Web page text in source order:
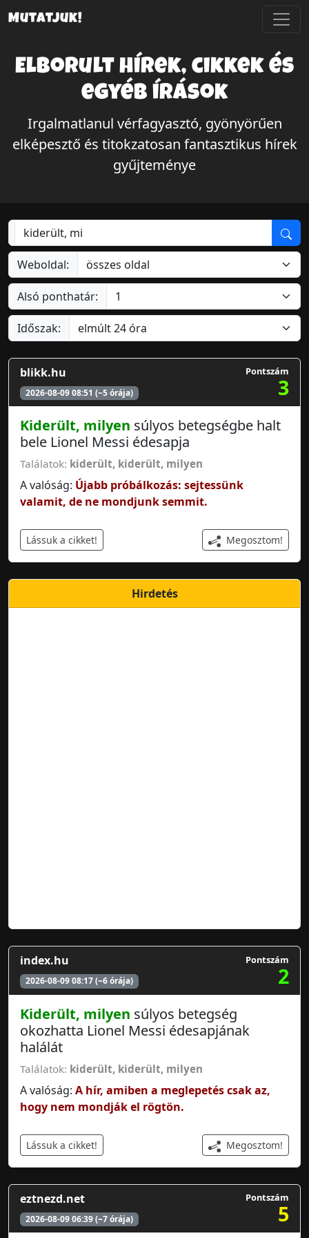
Mutatjuk!
Elborult hírek, cikkek és
egyéb írások
Irgalmatlanul vérfagyasztó, gyönyörűen
elképesztő és titokzatosan fantasztikus hírek
gyűjteménye
Weboldal:
Alsó ponthatár:
Időszak:
blikk.hu
2026-08-09 08:51 (~5 órája)
Pontszám
3
Kiderült, milyen súlyos betegségbe halt
bele Lionel Messi édesapja
Találatok: kiderült, kiderült, milyen
A valóság: Újabb próbálkozás: sejtessünk
valamit, de ne mondjunk semmit.
Lássuk a cikket! Megosztom!
Hirdetés
index.hu
2026-08-09 08:17 (~6 órája)
Pontszám
2
Kiderült, milyen súlyos betegség
okozhatta Lionel Messi édesapjának
halálát
Találatok: kiderült, kiderült, milyen
A valóság: A hír, amiben a meglepetés csak az,
hogy nem mondják el rögtön.
Lássuk a cikket! Megosztom!
eztnezd.net
2026-08-09 06:39 (~7 órája)
Pontszám
5